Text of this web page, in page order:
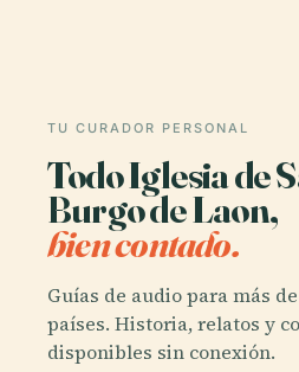
TU CURADOR PERSONAL
Todo Iglesia de
Burgo de Laon,
bien contado.
Guías de audio para más
países. Historia, relatos y
disponibles sin conexión.